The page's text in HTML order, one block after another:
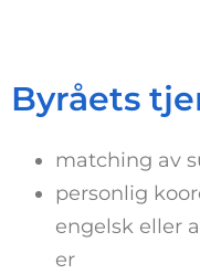
Byråets
matching av
personlig
engelsk eller
er